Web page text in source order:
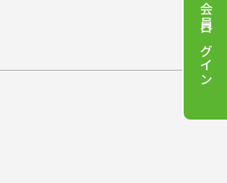
会員ログイン